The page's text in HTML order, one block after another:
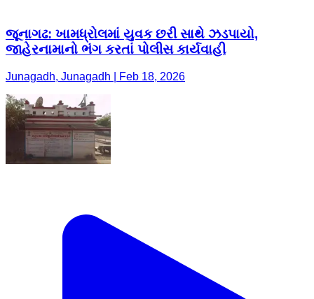
જૂનાગઢ: ખામધ્રોલમાં યુવક છરી સાથે ઝડપાયો,
જાહેરનામાનો ભંગ કરતાં પોલીસ કાર્યવાહી
Junagadh, Junagadh | Feb 18, 2026